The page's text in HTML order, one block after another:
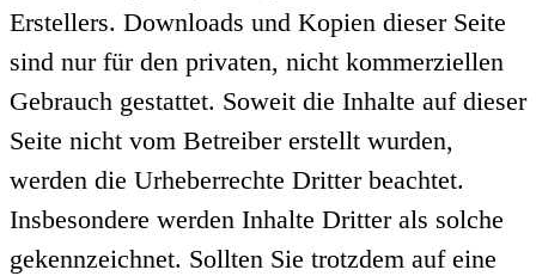
Erstellers. Downloads und Kopien dieser Seite
sind nur für den privaten, nicht kommerziellen
Gebrauch gestattet. Soweit die Inhalte auf dieser
Seite nicht vom Betreiber erstellt wurden,
werden die Urheberrechte Dritter beachtet.
Insbesondere werden Inhalte Dritter als solche
gekennzeichnet. Sollten Sie trotzdem auf eine